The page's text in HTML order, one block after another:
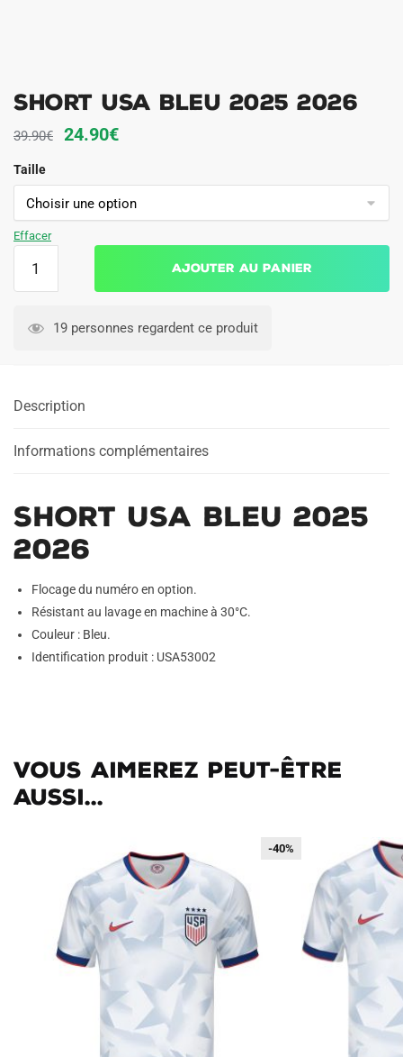
Short USA Bleu 2025 2026
39.90€
Le
initial
était :
24.90€Le
actuel
est :
Taille
Effacer
USA
Ajouter au panier
19 personnes regardent ce produit
Description
Informations complémentaires
Short USA Bleu 2025
2026
Flocage du numéro en option.
Résistant au lavage en machine à 30°C.
Couleur : Bleu.
Identification produit : USA53002
Vous aimerez peut-être
aussi...
-40%
-40%